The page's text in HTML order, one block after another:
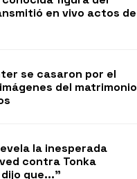
en vivo actos de
se casaron por el
del matrimonio
la inesperada
contra Tonka
que..."